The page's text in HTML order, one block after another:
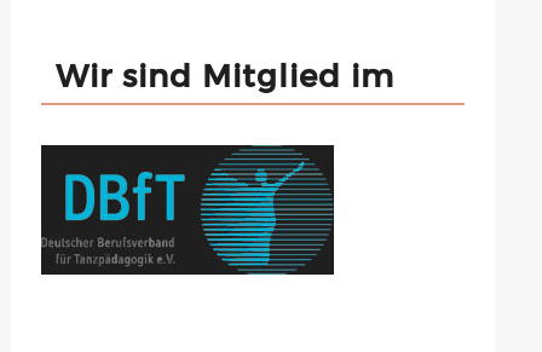
Wir sind Mitglied im